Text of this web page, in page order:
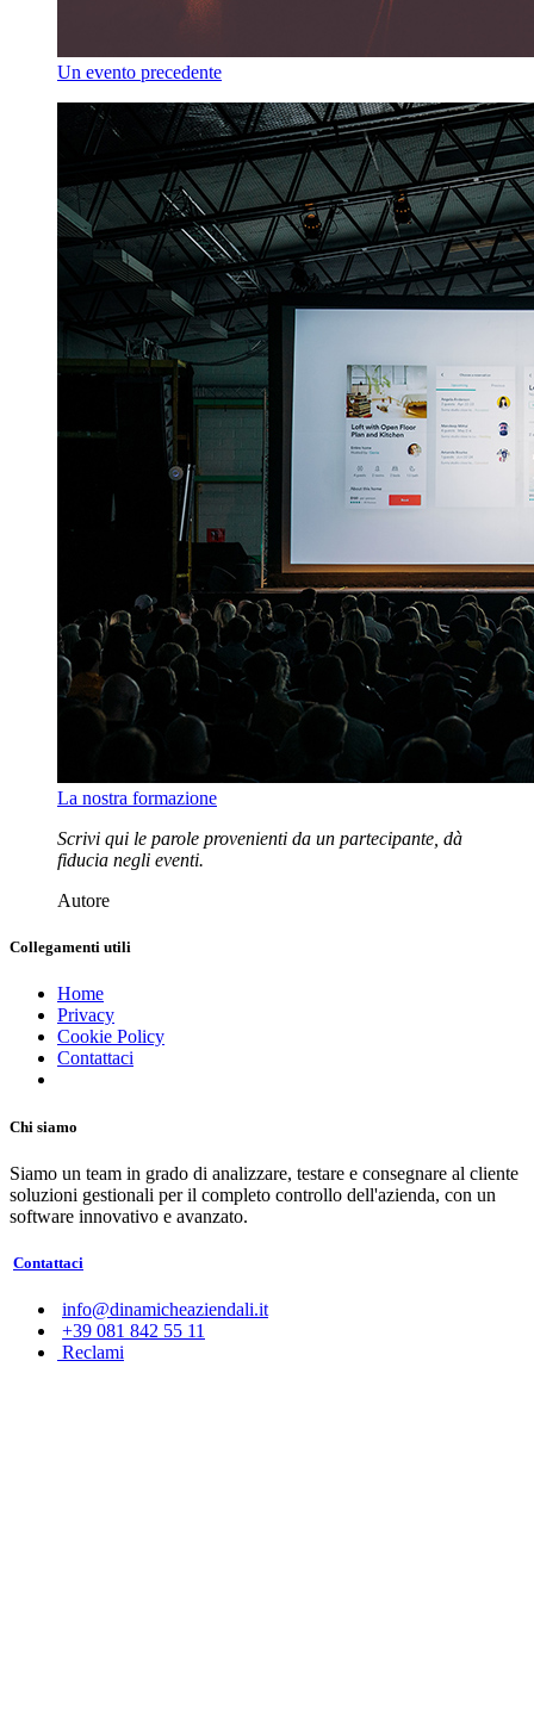
Un evento precedente
La nostra formazione
Scrivi qui le parole provenienti da un partecipante, dà
fiducia negli eventi.
Autore
Collegamenti utili
Home
Privacy
Cookie Policy
Contattaci
Chi siamo
Siamo un team in grado di analizzare, testare e consegnare al cliente
soluzioni gestionali per il completo controllo dell'azienda, con un
software innovativo e avanzato.
Contattaci
info@dinamicheaziendali.it
+39 081 842 55 11
Reclami